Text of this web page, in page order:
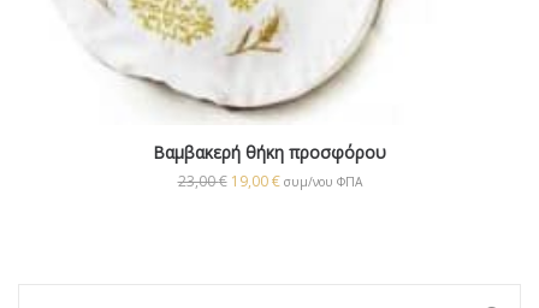
Βαμβακερή θήκη προσφόρου
23,00€ 19,00€ συμ/νου ΦΠΑ